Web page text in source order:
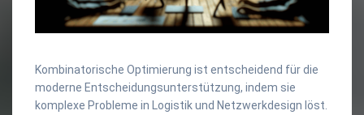
Kombinatorische Optimierung ist entscheidend für die
moderne Entscheidungsunterstützung, indem sie
komplexe Probleme in Logistik und Netzwerkdesign löst.